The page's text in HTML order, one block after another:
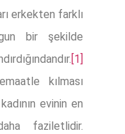
erkekten farklı
bir şekilde
[1]
kılması
evinin en
faziletlidir.